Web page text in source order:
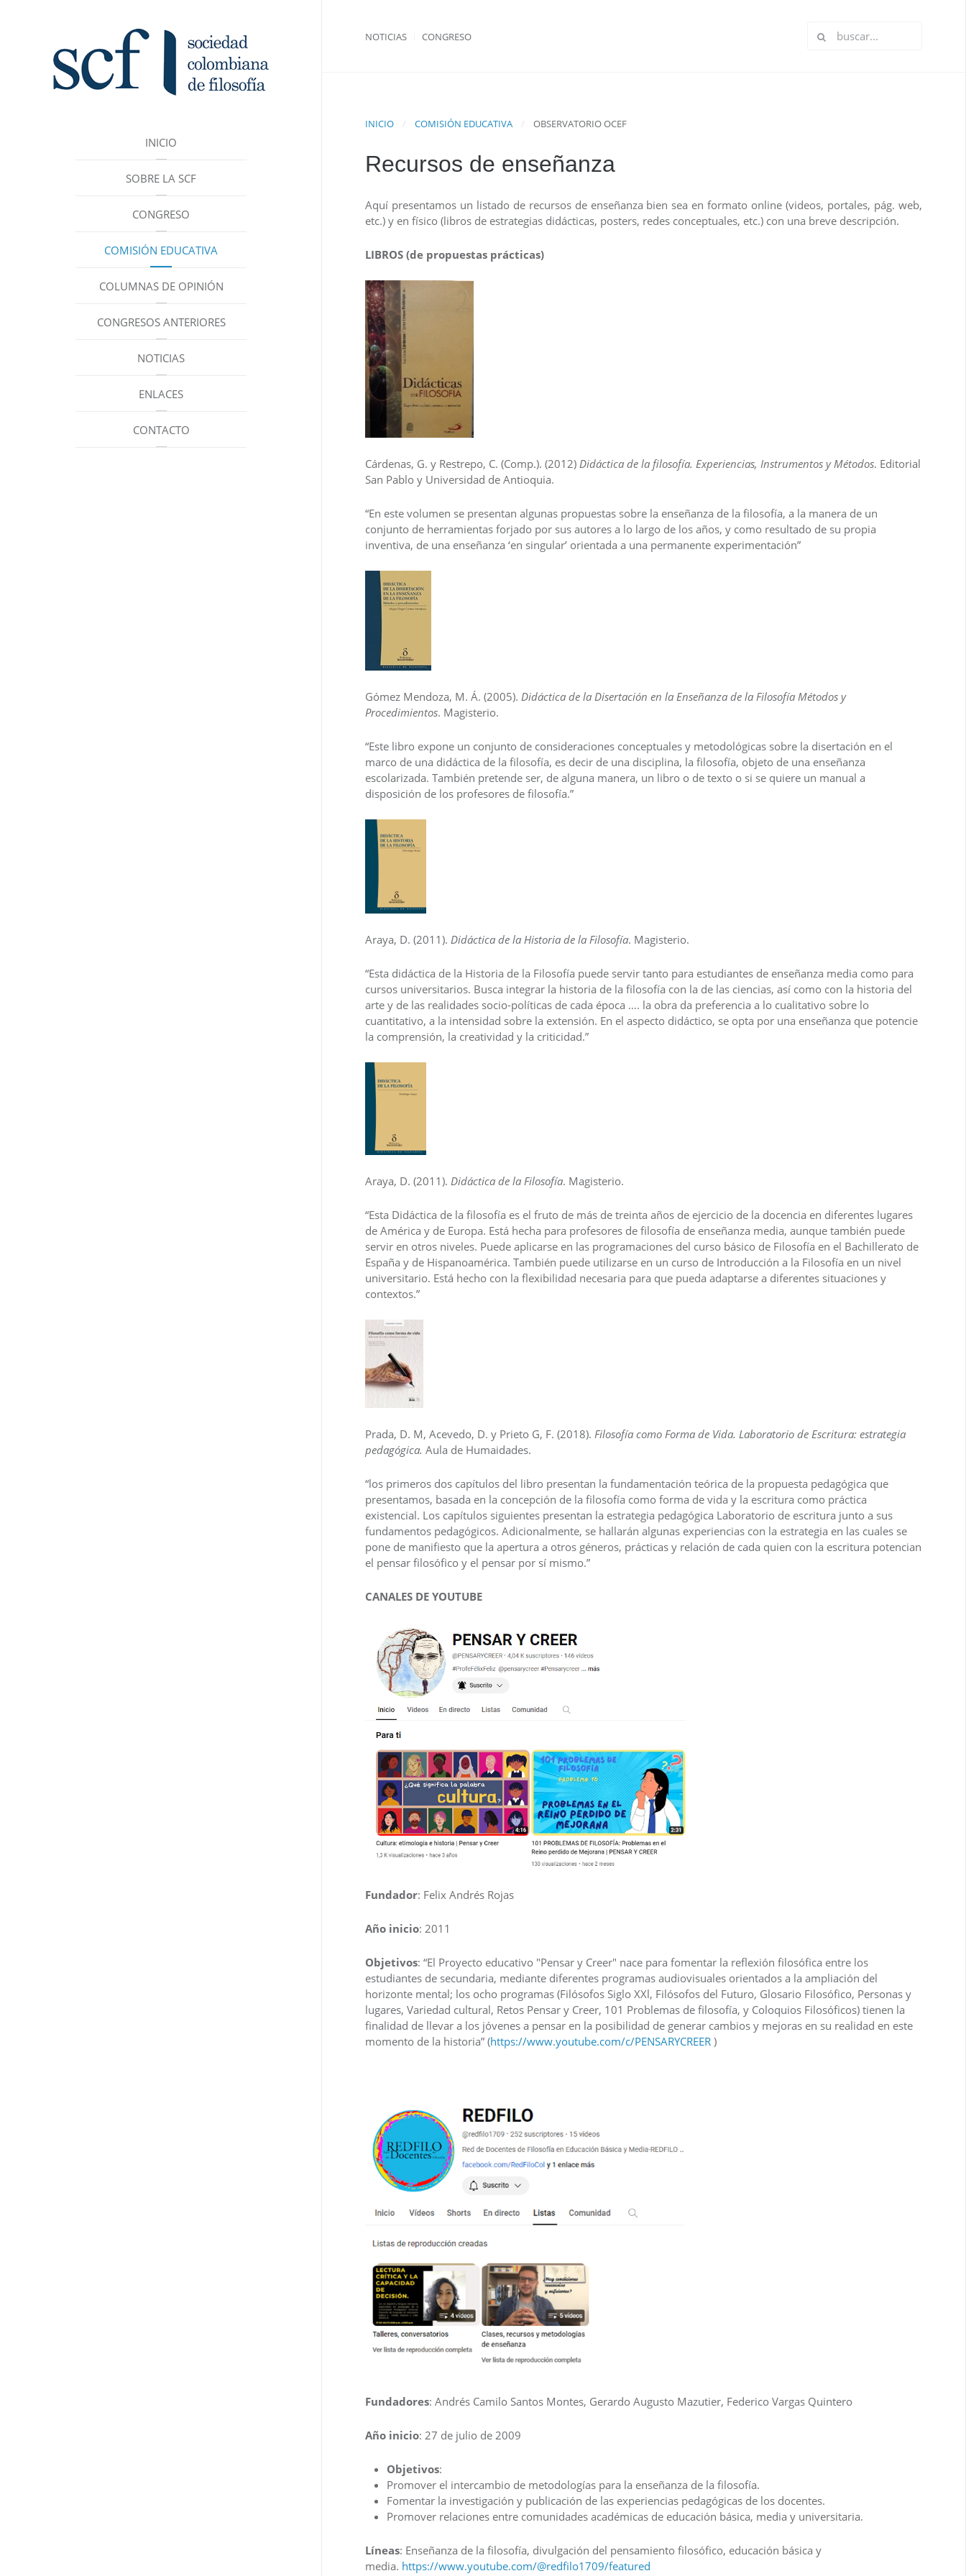
INICIO
SOBRE LA SCF
CONGRESO
COMISIÓN EDUCATIVA
COLUMNAS DE OPINIÓN
CONGRESOS ANTERIORES
NOTICIAS
ENLACES
CONTACTO
NOTICIAS CONGRESO
INICIO COMISIÓN EDUCATIVA OBSERVATORIO OCEF
Recursos de enseñanza
Aquí presentamos un listado de recursos de enseñanza bien sea en formato online (videos, portales, pág. web,
etc.) y en físico (libros de estrategias didácticas, posters, redes conceptuales, etc.) con una breve descripción.
LIBROS (de propuestas prácticas)
Cárdenas, G. y Restrepo, C. (Comp.). (2012) Didáctica de la filosofía. Experiencias, Instrumentos y Métodos. Editorial
San Pablo y Universidad de Antioquia.
“En este volumen se presentan algunas propuestas sobre la enseñanza de la filosofía, a la manera de un
conjunto de herramientas forjado por sus autores a lo largo de los años, y como resultado de su propia
inventiva, de una enseñanza ‘en singular’ orientada a una permanente experimentación”
Gómez Mendoza, M. Á. (2005). Didáctica de la Disertación en la Enseñanza de la Filosofía Métodos y
Procedimientos. Magisterio.
“Este libro expone un conjunto de consideraciones conceptuales y metodológicas sobre la disertación en el
marco de una didáctica de la filosofía, es decir de una disciplina, la filosofía, objeto de una enseñanza
escolarizada. También pretende ser, de alguna manera, un libro o de texto o si se quiere un manual a
disposición de los profesores de filosofía.”
Araya, D. (2011). Didáctica de la Historia de la Filosofía. Magisterio.
“Esta didáctica de la Historia de la Filosofía puede servir tanto para estudiantes de enseñanza media como para
cursos universitarios. Busca integrar la historia de la filosofía con la de las ciencias, así como con la historia del
arte y de las realidades socio-políticas de cada época …. la obra da preferencia a lo cualitativo sobre lo
cuantitativo, a la intensidad sobre la extensión. En el aspecto didáctico, se opta por una enseñanza que potencie
la comprensión, la creatividad y la criticidad.”
Araya, D. (2011). Didáctica de la Filosofía. Magisterio.
“Esta Didáctica de la filosofía es el fruto de más de treinta años de ejercicio de la docencia en diferentes lugares
de América y de Europa. Está hecha para profesores de filosofía de enseñanza media, aunque también puede
servir en otros niveles. Puede aplicarse en las programaciones del curso básico de Filosofía en el Bachillerato de
España y de Hispanoamérica. También puede utilizarse en un curso de Introducción a la Filosofía en un nivel
universitario. Está hecho con la flexibilidad necesaria para que pueda adaptarse a diferentes situaciones y
contextos.”
Prada, D. M, Acevedo, D. y Prieto G, F. (2018). Filosofía como Forma de Vida. Laboratorio de Escritura: estrategia
pedagógica. Aula de Humaidades.
“los primeros dos capítulos del libro presentan la fundamentación teórica de la propuesta pedagógica que
presentamos, basada en la concepción de la filosofía como forma de vida y la escritura como práctica
existencial. Los capítulos siguientes presentan la estrategia pedagógica Laboratorio de escritura junto a sus
fundamentos pedagógicos. Adicionalmente, se hallarán algunas experiencias con la estrategia en las cuales se
pone de manifiesto que la apertura a otros géneros, prácticas y relación de cada quien con la escritura potencian
el pensar filosófico y el pensar por sí mismo.”
CANALES DE YOUTUBE
Fundador: Felix Andrés Rojas
Año inicio: 2011
Objetivos: “El Proyecto educativo "Pensar y Creer" nace para fomentar la reflexión filosófica entre los
estudiantes de secundaria, mediante diferentes programas audiovisuales orientados a la ampliación del
horizonte mental; los ocho programas (Filósofos Siglo XXl, Filósofos del Futuro, Glosario Filosófico, Personas y
lugares, Variedad cultural, Retos Pensar y Creer, 101 Problemas de filosofía, y Coloquios Filosóficos) tienen la
finalidad de llevar a los jóvenes a pensar en la posibilidad de generar cambios y mejoras en su realidad en este
momento de la historia” (https://www.youtube.com/c/PENSARYCREER)
Fundadores: Andrés Camilo Santos Montes, Gerardo Augusto Mazutier, Federico Vargas Quintero
Año inicio: 27 de julio de 2009
Objetivos:
Promover el intercambio de metodologías para la enseñanza de la filosofía.
Fomentar la investigación y publicación de las experiencias pedagógicas de los docentes.
Promover relaciones entre comunidades académicas de educación básica, media y universitaria.
Líneas: Enseñanza de la filosofía, divulgación del pensamiento filosófico, educación básica y
media. https://www.youtube.com/@redfilo1709/featured